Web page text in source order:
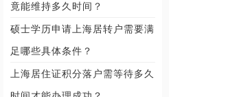
竟能维持多久时间？
硕士学历申请上海居转户需要满
足哪些具体条件？
上海居住证积分落户需等待多久